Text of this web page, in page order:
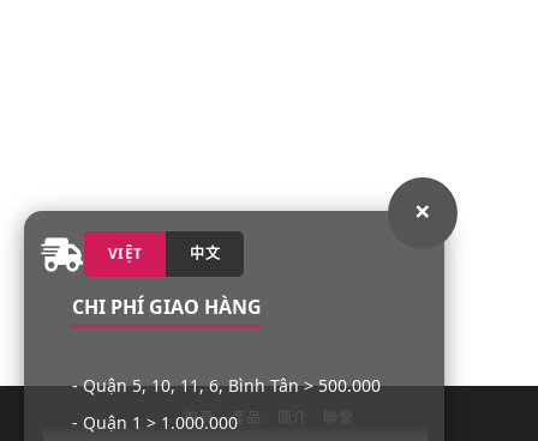
×
VIỆT 中文
CHI PHÍ GIAO HÀNG
- Quận 5, 10, 11, 6, Bình Tân > 500.000
- Quận 1 > 1.000.000
首頁 產品